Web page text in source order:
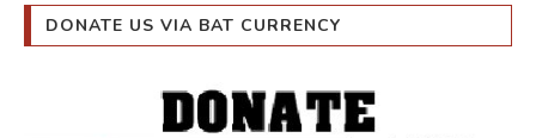
DONATE US VIA BAT CURRENCY